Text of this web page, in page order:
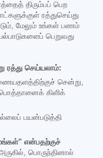
திரும்பப் பெற
ரத்துசெய்து
மேலும் உங்கள் பணம்
பெறுவது
ரத்து செய்யலாம்:
சென்று,
கிளிக்
பயன்படுத்தி
என்பதற்குச்
பொருந்தினால்